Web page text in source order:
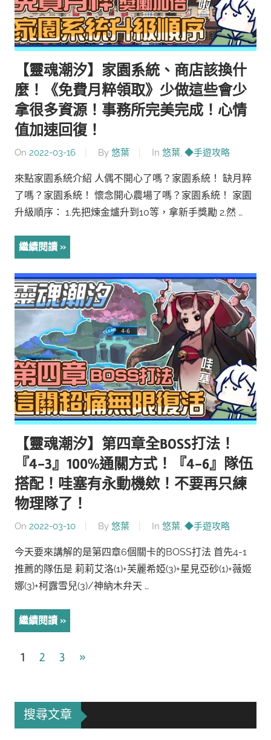
【靈魂潮汐】家園系統、商店該換什
麼！《免費月粹領取》少做這些會少
拿很多資源！事務所完美完成！心情
值加速回復！
On 2022-03-16 By 悠葉 In 悠葉, ◆手遊攻略
來點家園系統介紹 人偶不開心了嗎？家園系統！ 缺月粹
了嗎？家園系統！ 懷念開心農場了嗎？家園系統！ 家園
升級順序： 1.先把煉金爐升到10等，拿新手獎勵 2.然 …
繼續閱讀
【靈魂潮汐】第四章全BOSS打法！
『4-3』100%通關方式！『4-6』隊伍
搭配！哇塞有永動機欸！不要再只練
物理隊了！
On 2022-03-10 By 悠葉 In 悠葉, ◆手遊攻略
今天要來講解的是第四章6個關卡的BOSS打法 首先4-1
推薦的隊伍是 莉莉艾洛(1)+芙麗希婭(3)+星見亞砂(1)+薇姬
娜(3)+柯露雪兒(3)/神納木弁天 …
繼續閱讀
文
導
覽
1 2 3
Next
»
搜尋文章